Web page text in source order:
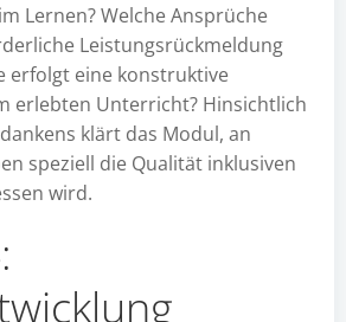
Lernen? Welche Ansprüche
Leistungsrückmeldung
erfolgt eine konstruktive
erlebten Unterricht? Hinsichtlich
klärt das Modul, an
speziell die Qualität inklusiven
wird.